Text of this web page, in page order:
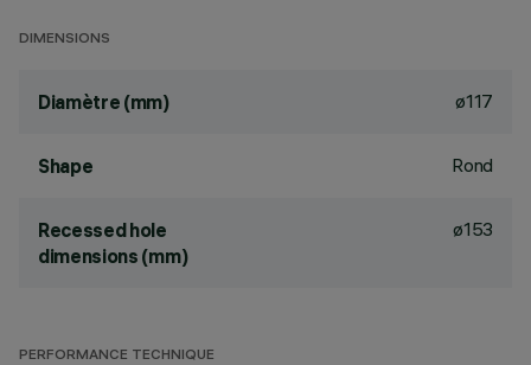
DIMENSIONS
Diamètre (mm) ø117
Shape Rond
Recessed hole
dimensions (mm)
ø153
PERFORMANCE TECHNIQUE